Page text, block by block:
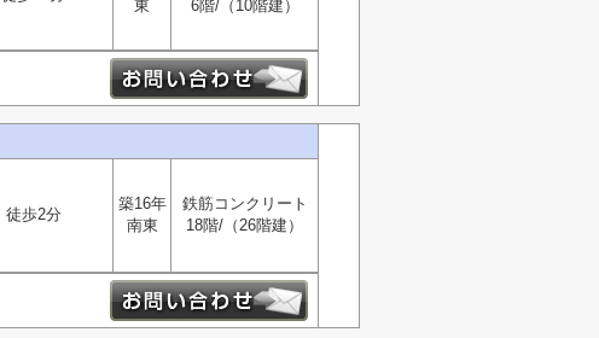
東
6階/（10階建）
徒歩2分
築16年
南東
鉄筋コンクリート
18階/（26階建）